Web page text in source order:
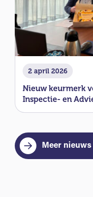
2 april 2026
Nieuw keurmerk
Inspectie- en
Meer nieuws